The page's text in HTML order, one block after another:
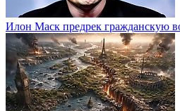
Илон Маск предрек гражданскую